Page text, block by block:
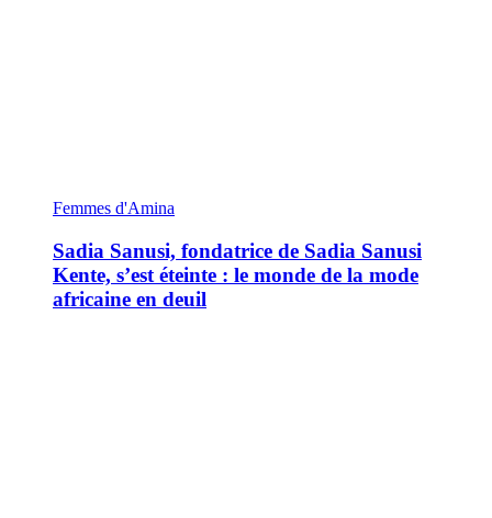
Femmes d'Amina
Sadia Sanusi, fondatrice de Sadia Sanusi
Kente, s’est éteinte : le monde de la mode
africaine en deuil